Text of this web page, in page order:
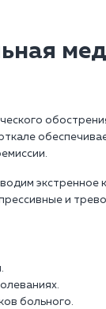
экстренное
и
больного.